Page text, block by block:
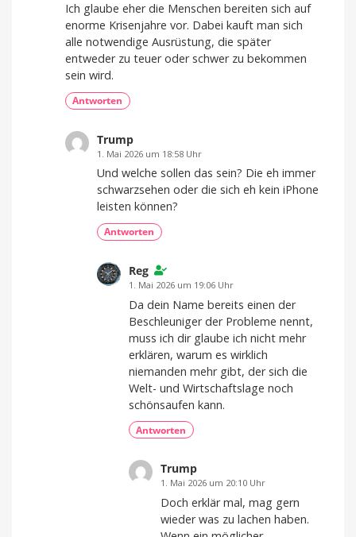
Ich glaube eher die Menschen bereiten sich auf
enorme Krisenjahre vor. Dabei kauft man sich
alle notwendige Ausrüstung, die später
entweder zu teuer oder schwer zu bekommen
sein wird.
Antworten
Trump
1. Mai 2026 um 18:58 Uhr
Und welche sollen das sein? Die eh immer
schwarzsehen oder die sich eh kein iPhone
leisten können?
Antworten
Reg
1. Mai 2026 um 19:06 Uhr
Da dein Name bereits einen der
Beschleuniger der Probleme nennt,
muss ich dir glaube ich nicht mehr
erklären, warum es wirklich
niemanden mehr gibt, der sich die
Welt- und Wirtschaftslage noch
schönsaufen kann.
Antworten
Trump
1. Mai 2026 um 20:10 Uhr
Doch erklär mal, mag gern
wieder was zu lachen haben.